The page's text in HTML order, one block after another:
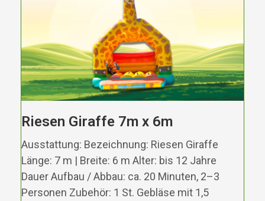
Riesen Giraffe 7m x 6m
Ausstattung: Bezeichnung: Riesen Giraffe
Länge: 7 m | Breite: 6 m Alter: bis 12 Jahre
Dauer Aufbau / Abbau: ca. 20 Minuten, 2–3
Personen Zubehör: 1 St. Gebläse mit 1,5